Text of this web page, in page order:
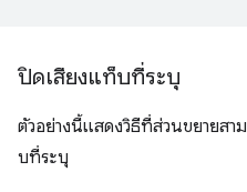
ปิดเสียงแท็บที่ระบุ
ตัวอย่างนี้แสดงวิธีที่ส่วนขยายสา
บที่ระบุ